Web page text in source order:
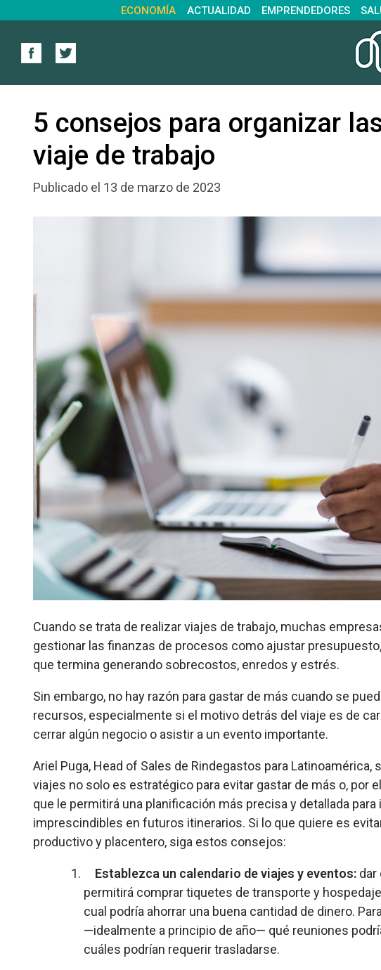
ECONOMÍA ACTUALIDAD EMPRENDEDORES
5 consejos para organizar
viaje de trabajo
Publicado el 13 de marzo de 2023
Cuando se trata de realizar viajes de trabajo, muchas
gestionar las finanzas de procesos como ajustar
que termina generando sobrecostos, enredos y estrés.
Sin embargo, no hay razón para gastar de más cuando se
recursos, especialmente si el motivo detrás del viaje es de
cerrar algún negocio o asistir a un evento importante.
Ariel Puga, Head of Sales de Rindegastos para
viajes no solo es estratégico para evitar gastar de más o, por
que le permitirá una planificación más precisa y detallada
imprescindibles en futuros itinerarios. Si lo que quiere es
productivo y placentero, siga estos consejos:
Establezca un calendario de viajes y eventos: dar
permitirá comprar tiquetes de transporte y
cual podría ahorrar una buena cantidad de dinero.
—idealmente a principio de año— qué reuniones
cuáles podrían requerir trasladarse.